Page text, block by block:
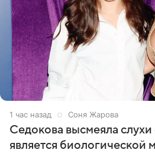
1 час назад Соня Жарова
Седокова высмеяла слухи
является биологической